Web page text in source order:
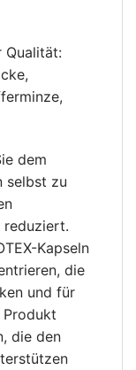
Qualität:
dem
selbst zu
reduziert.
Kapseln
die
und für
Produkt
die den